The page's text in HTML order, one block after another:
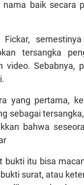
nama baik secara
Fickar,
tersangka
video. Sebabnya,
yang pertama,
sebagai
bahwa
bukti itu bisa
surat, atau